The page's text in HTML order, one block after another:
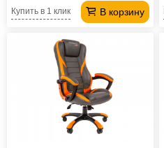
В корзину
Купить в 1 клик